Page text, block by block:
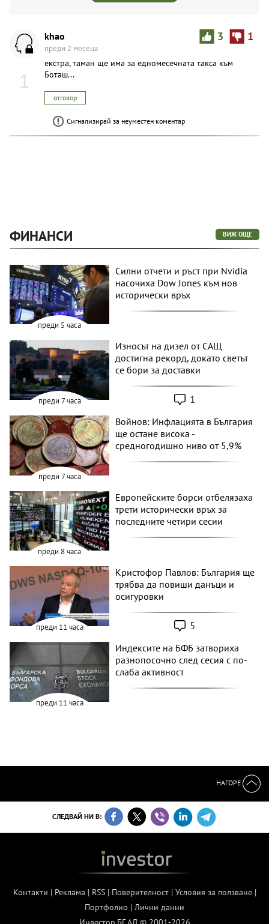
1
3 1
khao
преди 2 месеца
екстра, таман ще има за едномесечната такса към
Боташ...
отговор
Сигнализирай за неуместен коментар
ФИНАНСИ ВИЖ ОЩЕ
преди 5 часа
Силни отчети и ръст при Nvidia
насочиха Dow Jones към нов
исторически връх
преди 7 часа
Износът на дизел от САЩ
достигна рекорд, докато светът
се бори за доставки
1
преди 7 часа
Войнов: Инфлацията в България
ще остане висока -
средногодишно ниво от 5,9%
преди 8 часа
Европейските борси отбелязаха
трети исторически връх за
последните четири сесии
преди 11 часа
Кристофор Павлов: България ще
трябва да повиши данъци и
осигуровки
5
преди 11 часа
Индексите на БФБ затвориха
разнопосочно след сесия с по-
слаба активност
НАГОРЕ
СЛЕДВАЙ НИ В:
Контакти | Реклама | RSS| Поверителност| Условия за ползване|
Портфолио | Лични данни